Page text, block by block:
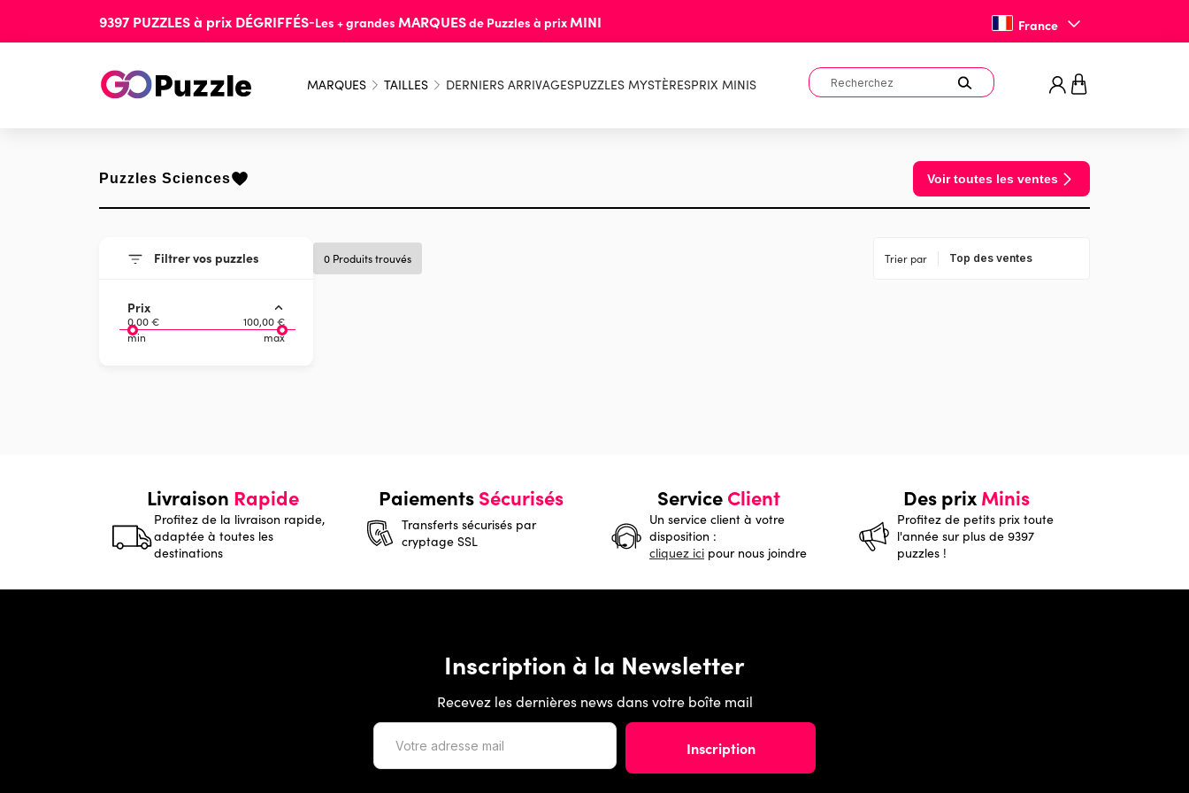
9397 PUZZLESà prix DÉGRIFFÉS-Les + grandes MARQUESde Puzzles à prix MINI France
MARQUES TAILLES DERNIERS ARRIVAGESPUZZLES MYSTÈRESPRIX MINIS
Puzzles Sciences Voir toutes les ventes
0 Produits trouvés Trier par
Filtrer vos puzzles
Prix
0,00 €
100,00 €
min
max
Livraison Rapide
Profitez de la livraison rapide,
adaptée à toutes les
destinations
PaiementsSécurisés
Transferts sécurisés par
cryptage SSL
ServiceClient
Un service client à votre
disposition :
cliquez ici pour nous joindre
Des prixMinis
Profitez de petits prix toute
l'année sur plus de 9397
puzzles !
Inscription à la Newsletter
Recevez les dernières news dans votre boîte mail